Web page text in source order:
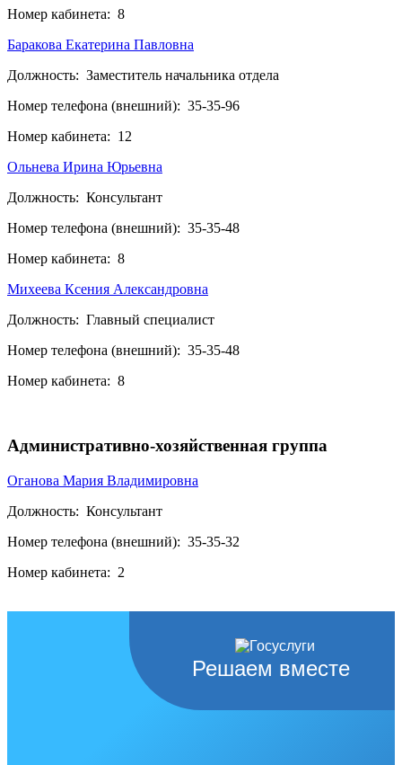
Номер кабинета: 8
Баракова Екатерина Павловна
Должность: Заместитель начальника отдела
Номер телефона (внешний): 35-35-96
Номер кабинета: 12
Ольнева Ирина Юрьевна
Должность: Консультант
Номер телефона (внешний): 35-35-48
Номер кабинета: 8
Михеева Ксения Александровна
Должность: Главный специалист
Номер телефона (внешний): 35-35-48
Номер кабинета: 8
Административно-хозяйственная группа
Оганова Мария Владимировна
Должность: Консультант
Номер телефона (внешний): 35-35-32
Номер кабинета: 2
Решаем вместе